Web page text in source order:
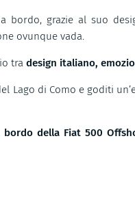
bordo, grazie al suo
ovunque vada.
tra design italiano,
Lago di Como e goditi
bordo della Fiat 500